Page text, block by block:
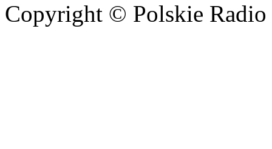
Copyright © Polskie